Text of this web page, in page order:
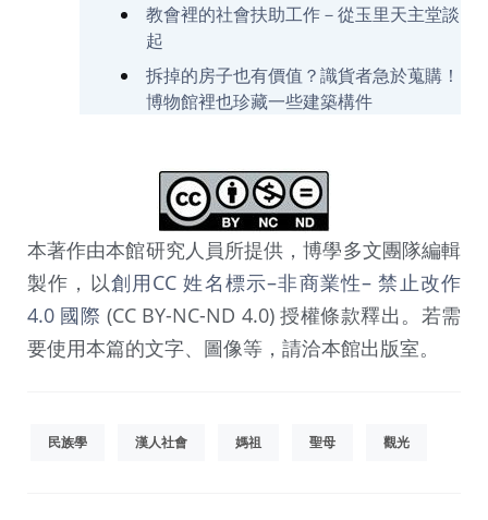
教會裡的社會扶助工作－從玉里天主堂談
起
拆掉的房子也有價值？識貨者急於蒐購！
博物館裡也珍藏一些建築構件
本著作由本館研究人員所提供，博學多文團隊編輯
製作，以創用CC 姓名標示–非商業性– 禁止改作
4.0 國際 (CC BY-NC-ND 4.0) 授權條款釋出。若需
要使用本篇的文字、圖像等，請洽本館出版室。
民族學 漢人社會 媽祖 聖母 觀光